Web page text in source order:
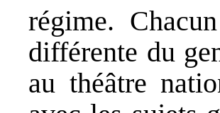
régime.
différente du
au théâtre